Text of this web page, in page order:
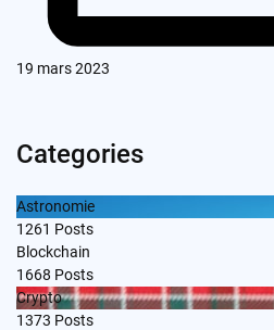
19 mars 2023
Categories
Astronomie
1261 Posts
Blockchain
1668 Posts
Crypto
1373 Posts